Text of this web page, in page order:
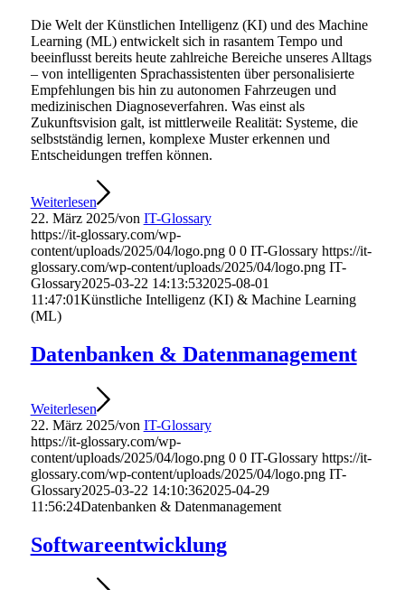
Die Welt der Künstlichen Intelligenz (KI) und des Machine
Learning (ML) entwickelt sich in rasantem Tempo und
beeinflusst bereits heute zahlreiche Bereiche unseres Alltags
– von intelligenten Sprachassistenten über personalisierte
Empfehlungen bis hin zu autonomen Fahrzeugen und
medizinischen Diagnoseverfahren. Was einst als
Zukunftsvision galt, ist mittlerweile Realität: Systeme, die
selbstständig lernen, komplexe Muster erkennen und
Entscheidungen treffen können.
Weiterlesen
22. März 2025/von IT-Glossary
https://it-glossary.com/wp-
content/uploads/2025/04/logo.png 0 0 IT-Glossary https://it-
glossary.com/wp-content/uploads/2025/04/logo.png IT-
Glossary2025-03-22 14:13:532025-08-01
11:47:01Künstliche Intelligenz (KI) & Machine Learning
(ML)
Datenbanken & Datenmanagement
Weiterlesen
22. März 2025/von IT-Glossary
https://it-glossary.com/wp-
content/uploads/2025/04/logo.png 0 0 IT-Glossary https://it-
glossary.com/wp-content/uploads/2025/04/logo.png IT-
Glossary2025-03-22 14:10:362025-04-29
11:56:24Datenbanken & Datenmanagement
Softwareentwicklung